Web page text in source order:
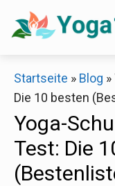
Inhalt
Startseite » Blog »
Die 10 besten
Yoga-
Test: Die
Schaue dir